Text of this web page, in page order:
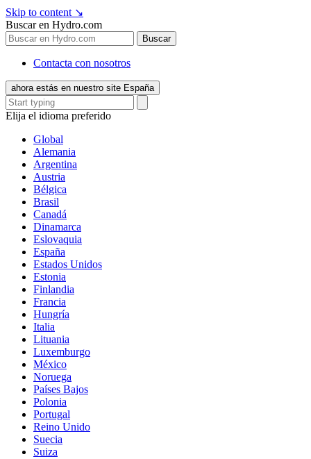
Skip to content ↘
Buscar en Hydro.com
Buscar
Contacta con nosotros
ahora estás en nuestro site España
Elija el idioma preferido
Global
Alemania
Argentina
Austria
Bélgica
Brasil
Canadá
Dinamarca
Eslovaquia
España
Estados Unidos
Estonia
Finlandia
Francia
Hungría
Italia
Lituania
Luxemburgo
México
Noruega
Países Bajos
Polonia
Portugal
Reino Unido
Suecia
Suiza